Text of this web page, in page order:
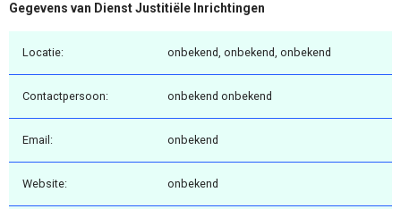
Gegevens van Dienst Justitiële Inrichtingen
Locatie: onbekend, onbekend, onbekend
Contactpersoon: onbekend onbekend
Email: onbekend
Website: onbekend